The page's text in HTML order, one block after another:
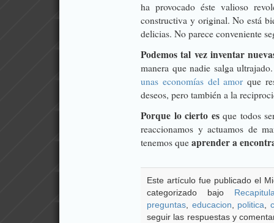
ha provocado éste valioso
constructiva y original. No está
delicias. No parece conveniente
Podemos tal vez inventar
manera que nadie salga
unas economías del amor que
deseos, pero también a la
Porque lo cierto esque todos
reaccionamos y actuamos de
tenemos que aprender a
Este artículo fue publicado el
categorizado bajo
preguntas
educacion poli­tica ,
seguir las respuestas y